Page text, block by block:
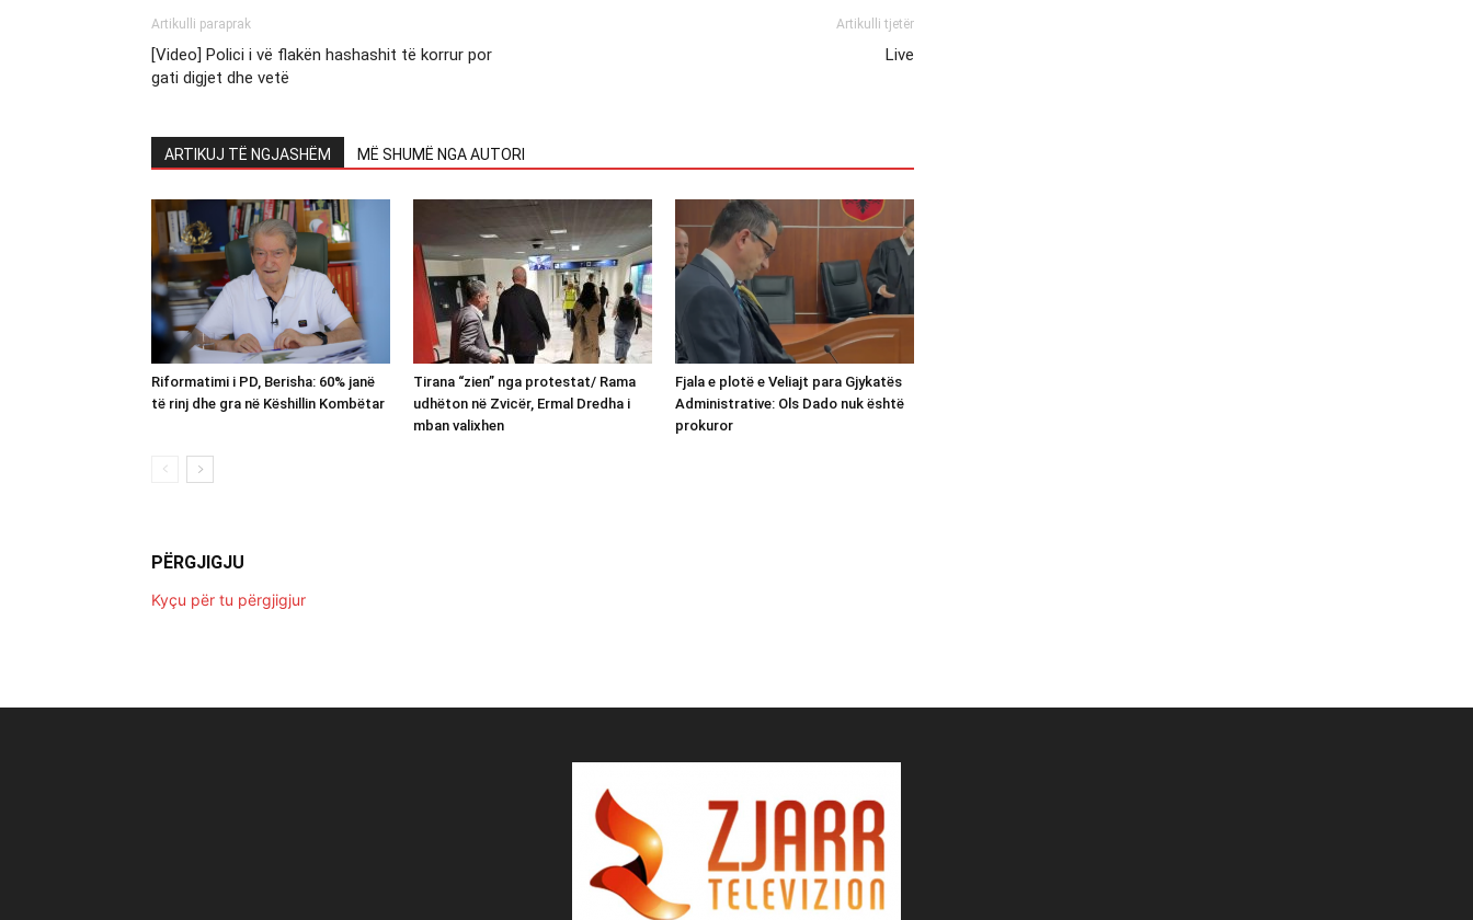
Artikulli paraprak
[Video] Polici i vë flakën hashashit të korrur por
gati digjet dhe vetë
Artikulli tjetër
Live
ARTIKUJ TË NGJASHËM MË SHUMË NGA AUTORI
Riformatimi i PD, Berisha: 60% janë
të rinj dhe gra në Këshillin Kombëtar
Tirana “zien” nga protestat/ Rama
udhëton në Zvicër, Ermal Dredha i
mban valixhen
Fjala e plotë e Veliajt para Gjykatës
Administrative: Ols Dado nuk është
prokuror
PËRGJIGJU
Kyçu për tu përgjigjur